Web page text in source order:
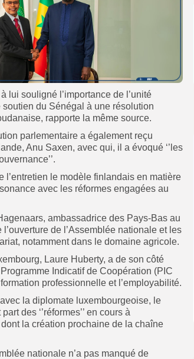
lui souligné l’importance de l’unité
du Sénégal à une résolution
rapporte la même source.
parlementaire a également reçu
Anu Saxen, avec qui, il a évoqué ‘’les
l’entretien le modèle finlandais en matière
avec les réformes engagées au
ambassadrice des Pays-Bas au
de l’Assemblée nationale et les
notamment dans le domaine agricole.
Laure Huberty, a de son côté
Indicatif de Coopération (PIC
professionnelle et l’employabilité.
la diplomate luxembourgeoise, le
des ‘’réformes’’ en cours à
la création prochaine de la chaîne
nationale n’a pas manqué de